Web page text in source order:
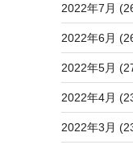
2022年7月
2022年6月
2022年5月
2022年4月
2022年3月